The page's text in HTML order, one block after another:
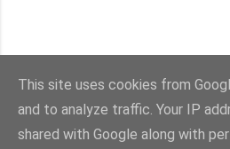
This site uses cookies from
and to analyze traffic. Your IP
shared with Google along with